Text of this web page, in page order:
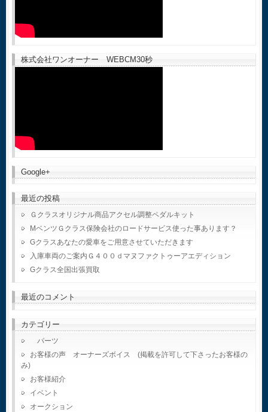
株式会社ワンオーナー WEBCM30秒
Google+
最近の投稿
Ｇクラスオリジナル商品アクセル調整ペダルキット
MベンツＧクラス保険会社のロードサービス使った事あります？
Gクラスあなたの愛車をご用意させていただきます
入庫車両のご案内Ｇ４００ｄマヌファクトゥーアエディション
Gクラス全国出張買取
最近のコメント
カテゴリー
パーツ
お客様の声 オーナーズボイス (掲載を許可して下さったお客様の
み)
お客様紹介
イベント
オークション